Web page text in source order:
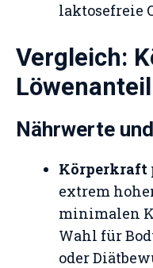
laktosefreie
Vergleich:
Löwenanteil
Nährwerte
Körperkraft
extrem
minimalen
Wahl für
oder